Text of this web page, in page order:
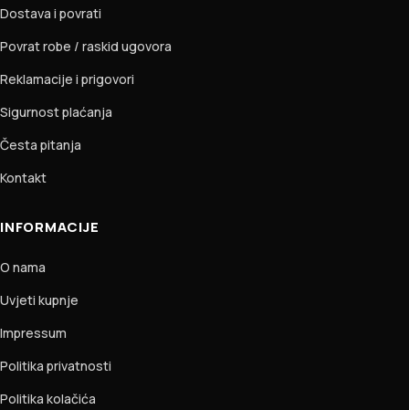
Dostava i povrati
Povrat robe / raskid ugovora
Reklamacije i prigovori
Sigurnost plaćanja
Česta pitanja
Kontakt
INFORMACIJE
O nama
Uvjeti kupnje
Impressum
Politika privatnosti
Politika kolačića